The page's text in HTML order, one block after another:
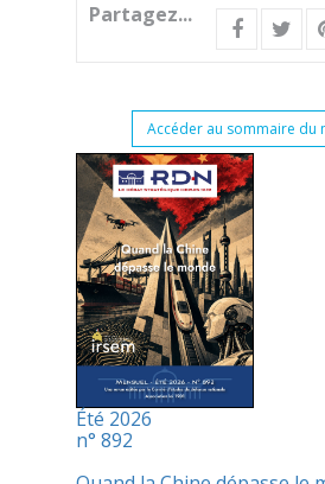
Partagez...
Accéder au sommaire du
Été 2026
n° 892